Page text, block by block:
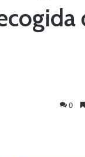
0